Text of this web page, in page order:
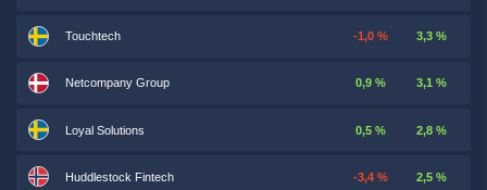
Touchtech -1,0 % 3,3 %
Netcompany Group 0,9 % 3,1 %
Loyal Solutions 0,5 % 2,8 %
Huddlestock Fintech -3,4 % 2,5 %